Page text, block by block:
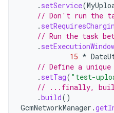
. setService(
// Don't run the
.
// Run the task
.
15 *
// Define a
. setTag( "test-
// ...finally, build
.build()
GcmNetworkManager .